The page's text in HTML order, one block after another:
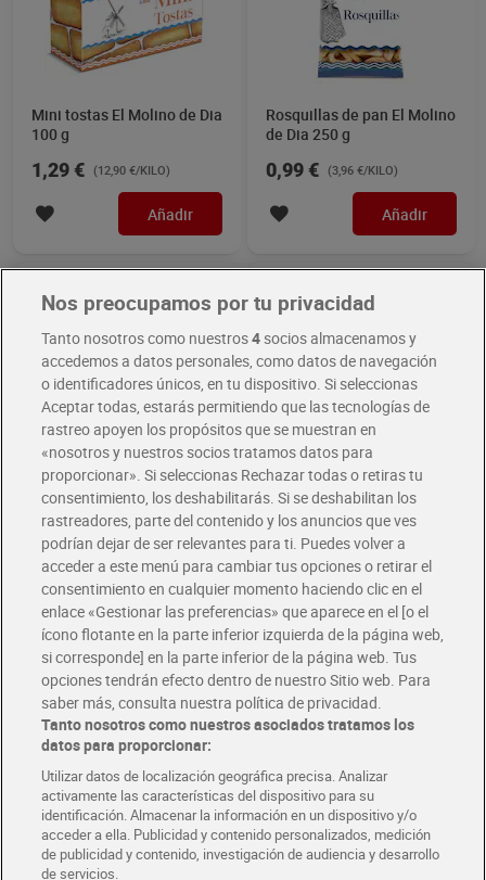
Mini tostas El Molino de Dia
100 g
1,29 € (12,90 €/KILO)
Añadir
Rosquillas de pan El Molino
de Dia 250 g
0,99 € (3,96 €/KILO)
Añadir
Mini tostas con pasas El
Molino de Dia 110 g
1,19 € (10,82 €/KILO)
Añadir
Grissinis finos Dia
Selección Mundial 250 g
1,81 € (7,24 €/KILO)
Añadir
Nos preocupamos por tu privacidad
Tanto nosotros como nuestros4socios almacenamos y
accedemos a datos personales, como datos de navegación
o identificadores únicos, en tu dispositivo. Si seleccionas
Aceptar todas, estarás permitiendo que las tecnologías de
rastreo apoyen los propósitos que se muestran en
«nosotros y nuestros socios tratamos datos para
proporcionar». Si seleccionas Rechazar todas o retiras tu
consentimiento, los deshabilitarás. Si se deshabilitan los
rastreadores, parte del contenido y los anuncios que ves
podrían dejar de ser relevantes para ti. Puedes volver a
acceder a este menú para cambiar tus opciones o retirar el
consentimiento en cualquier momento haciendo clic en el
enlace «Gestionar las preferencias» que aparece en el [o el
ícono flotante en la parte inferior izquierda de la página web,
si corresponde] en la parte inferior de la página web. Tus
opciones tendrán efecto dentro de nuestro Sitio web. Para
saber más, consulta nuestra política de privacidad.
Tanto nosotros como nuestros asociados tratamos los
datos para proporcionar:
Utilizar datos de localización geográfica precisa. Analizar
activamente las características del dispositivo para su
identificación. Almacenar la información en un dispositivo y/o
acceder a ella. Publicidad y contenido personalizados, medición
de publicidad y contenido, investigación de audiencia y desarrollo
de servicios.